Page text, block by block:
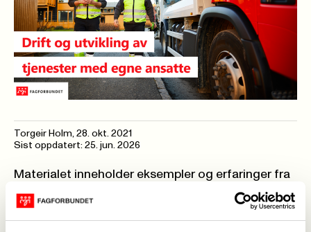
Torgeir Holm, 28. okt. 2021
Sist oppdatert: 25. jun. 2026
Materialet inneholder eksempler og erfaringer fra
fagområder innenfor seksjonens ansvarsområde,
som på forskjellig vis merker press i form av